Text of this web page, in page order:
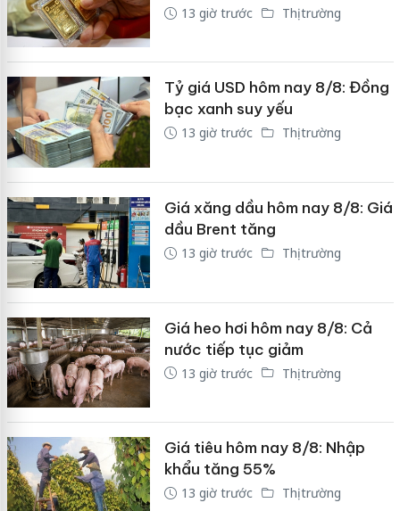
13 giờ trước Thị trường
Tỷ giá USD hôm nay 8/8: Đồng
bạc xanh suy yếu
13 giờ trước Thị trường
Giá xăng dầu hôm nay 8/8: Giá
dầu Brent tăng
13 giờ trước Thị trường
Giá heo hơi hôm nay 8/8: Cả
nước tiếp tục giảm
13 giờ trước Thị trường
Giá tiêu hôm nay 8/8: Nhập
khẩu tăng 55%
13 giờ trước Thị trường